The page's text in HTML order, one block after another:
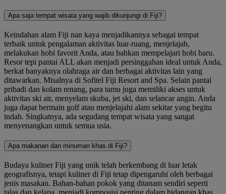
Apa saja tempat wisata yang wajib dikunjungi di Fiji?
Keindahan alam Fiji nan kaya menjadikannya sebagai tempat
terbaik untuk pengalaman aktivitas luar-ruang, menjelajah,
melakukan hobi favorit Anda, atau bahkan mempelajari hobi baru.
Resor tepi pantai ALL akan menjadi persinggahan ideal untuk Anda,
berkat banyaknya olahraga air dan berbagai aktivitas lain yang
ditawarkan. Misalnya di Sofitel Fiji Resort and Spa. Selain pantai
pribadi dan kolam renang, para tamu juga memiliki akses untuk
aktivitas ski air, menyelam skuba, jet ski, dan selancar angin. Anda
juga dapat bermain golf atau menjelajahi alam sekitar yang begitu
indah. Singkatnya, ada segudang tempat wisata yang sangat
menyenangkan untuk semua usia.
Apa makanan dan minuman khas di Fiji?
Budaya kuliner Fiji yang unik telah berkembang di luar letak
geografisnya, tetapi kuliner di Fiji tetap dipengaruhi oleh berbagai
jenis masakan. Bahan-bahan pokok yang ditanam sendiri seperti